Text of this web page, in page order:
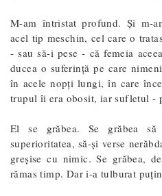
M-am întristat profund. Și m-
acel tip meschin, cel care o
- sau să-i pese - că femeia
ducea o suferință pe care
în acele nopți lungi, în care
trupul îi era obosit, iar sufletul -
El se grăbea. Se grăbea
superioritatea, să-și verse
greșise cu nimic. Se grăbea,
rămas timp. Dar i-a tulburat